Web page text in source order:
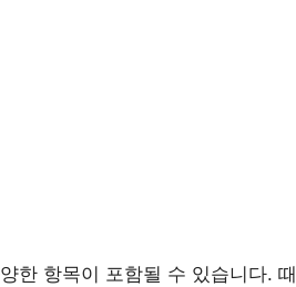
한 항목이 포함될 수 있습니다.